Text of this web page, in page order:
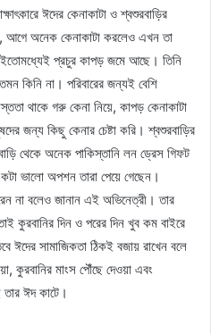
ঈদের কেনাকাটা ও শ্বশুরবাড়ির
আগে অনেক কেনাকাটা করলেও এখন তা
প্রচুর কাপড় জমে আছে। তিনি
কিনি না। পরিবারের জন্যই বেশি
থাকে গরু কেনা নিয়ে, কাপড় কেনাকাটা
জন্য কিছু কেনার চেষ্টা করি। শ্বশুরবাড়ির
থেকে অনেক পাকিস্তানি লন ড্রেস গিফট
ভালো অপশন তারা পেয়ে গেছেন।
না বলেও জানান এই অভিনেত্রী। তার
কুরবানির দিন ও পরের দিন খুব কম বাইরে
ঈদের সামাজিকতা ঠিকই বজায় রাখেন বলে
কুরবানির মাংস পৌঁছে দেওয়া এবং
তার ঈদ কাটে।